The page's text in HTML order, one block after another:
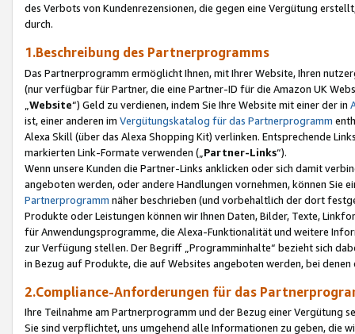
des Verbots von Kundenrezensionen, die gegen eine Vergütung
durch.
1.Beschreibung des Partnerprogramms
Das Partnerprogramm ermöglicht Ihnen, mit Ihrer Website, Ihren
(nur verfügbar für Partner, die eine Partner-ID für die Amazon UK
Website“) Geld zu verdienen, indem Sie Ihre Website mit einer der in
ist, einer anderen im Vergütungskatalog für das Partnerprogramm
Alexa Skill (über das Alexa Shopping Kit) verlinken. Entsprechende
markierten Link-Formate verwenden („ Partner-Links“).
Wenn unsere Kunden die Partner-Links anklicken oder sich damit
angeboten werden, oder andere Handlungen vornehmen, können Sie
Partnerprogramm näher beschrieben (und vorbehaltlich der dort
Produkte oder Leistungen können wir Ihnen Daten, Bilder, Texte,
für Anwendungsprogramme, die Alexa-Funktionalität und weitere
zur Verfügung stellen. Der Begriff „Programminhalte“ bezieht sich
in Bezug auf Produkte, die auf Websites angeboten werden, bei
2.Compliance-Anforderungen für das
Ihre Teilnahme am Partnerprogramm und der Bezug einer Vergütung
Sie sind verpflichtet, uns umgehend alle Informationen zu geben, die